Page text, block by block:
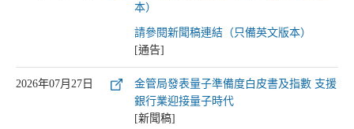
本）
請參閱新聞稿連結（只備英文版本）
[通告]
2026年07月27日
金管局發表量子準備度白皮書及指數 支援
銀行業迎接量子時代
[新聞稿]